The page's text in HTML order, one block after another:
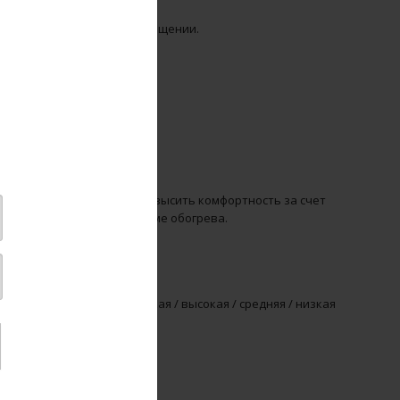
воздуха в помещении.
энергопотери и повысить комфортность за счет
работы системы в режиме обогрева.
скоростей (сверхвысокая / высокая / средняя / низкая